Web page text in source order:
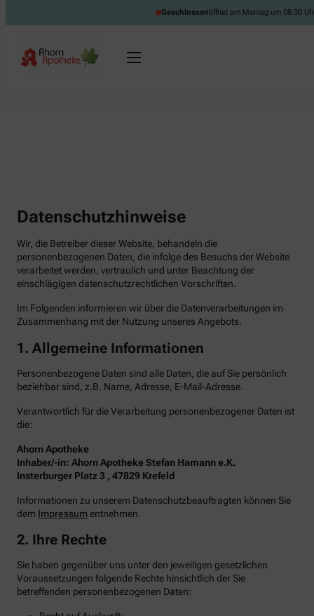
Geschlossenöffnet am Montag um 08:30
Datenschutzhinweise
Wir, die Betreiber dieser Website, behandeln die
personenbezogenen Daten, die infolge des Besuchs der Website
verarbeitet werden, vertraulich und unter Beachtung der
einschlägigen datenschutzrechtlichen Vorschriften.
Im Folgenden informieren wir über die Datenverarbeitungen im
Zusammenhang mit der Nutzung unseres Angebots.
1. Allgemeine Informationen
Personenbezogene Daten sind alle Daten, die auf Sie persönlich
beziehbar sind, z.B. Name, Adresse, E-Mail-Adresse.
Verantwortlich für die Verarbeitung personenbezogener Daten ist
die:
Ahorn Apotheke
Inhaber/-in: Ahorn Apotheke Stefan Hamann e.K.
Insterburger Platz 3 , 47829 Krefeld
Informationen zu unserem Datenschutzbeauftragten können Sie
dem Impressum entnehmen.
2. Ihre Rechte
Sie haben gegenüber uns unter den jeweiligen gesetzlichen
Voraussetzungen folgende Rechte hinsichtlich der Sie
betreffenden personenbezogenen Daten: